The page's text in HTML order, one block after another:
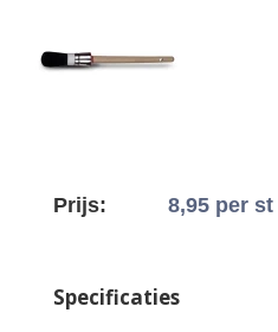
Prijs: 8,95 per st
Specificaties